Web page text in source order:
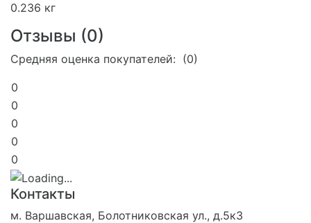
0.236 кг
Отзывы (0)
Средняя оценка покупателей: (0)
0
0
0
0
0
Контакты
м. Варшавская, Болотниковская ул., д.5к3